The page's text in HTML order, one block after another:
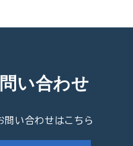
い合わせ
問い合わせはこちら